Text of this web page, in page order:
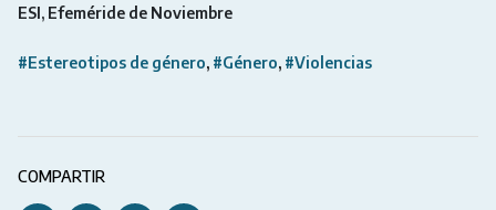
ESI Efeméride de Noviembre
#Estereotipos de género #Género #Violencias
COMPARTIR